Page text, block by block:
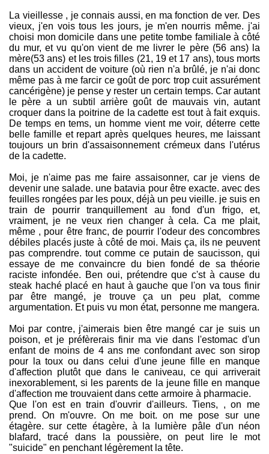
La vieillesse , je connais aussi, en ma fonction de ver. Des
vieux, j'en vois tous les jours, je m'en nourris même. j'ai
choisi mon domicile dans une petite tombe familiale à côté
du mur, et vu qu'on vient de me livrer le père (56 ans) la
mère(53 ans) et les trois filles (21, 19 et 17 ans), tous morts
dans un accident de voiture (où rien n'a brûlé, je n'ai donc
même pas à me farcir ce goût de porc trop cuit assurément
cancérigène) je pense y rester un certain temps. Car autant
le père a un subtil arrière goût de mauvais vin, autant
croquer dans la poitrine de la cadette est tout à fait exquis.
De temps en tems, un homme vient me voir, déterre cette
belle famille et repart après quelques heures, me laissant
toujours un brin d'assaisonnement crémeux dans l'utérus
de la cadette.
Moi, je n'aime pas me faire assaisonner, car je viens de
devenir une salade. une batavia pour être exacte. avec des
feuilles rongées par les poux, déjà un peu vieille. je suis en
train de pourrir tranquillement au fond d'un frigo, et,
vraiment, je ne veux rien changer à cela. Ca me plait,
même , pour être franc, de pourrir l'odeur des concombres
débiles placés juste à côté de moi. Mais ça, ils ne peuvent
pas comprendre. tout comme ce putain de saucisson, qui
essaye de me convaincre du bien fondé de sa théorie
raciste infondée. Ben oui, prétendre que c'st à cause du
steak haché placé en haut à gauche que l'on va tous finir
par être mangé, je trouve ça un peu plat, comme
argumentation. Et puis vu mon état, personne me mangera.
Moi par contre, j'aimerais bien être mangé car je suis un
poison, et je préfèrerais finir ma vie dans l'estomac d'un
enfant de moins de 4 ans me confondant avec son sirop
pour la toux ou dans celui d'une jeune fille en manque
d'affection plutôt que dans le caniveau, ce qui arriverait
inexorablement, si les parents de la jeune fille en manque
d'affection me trouvaient dans cette armoire à pharmacie.
Que l'on est en train d'ouvrir d'ailleurs. Tiens, , on me
prend. On m'ouvre. On me boit. on me pose sur une
étagère. sur cette étagère, à la lumière pâle d'un néon
blafard, tracé dans la poussière, on peut lire le mot
"suicide" en penchant légèrement la tête.